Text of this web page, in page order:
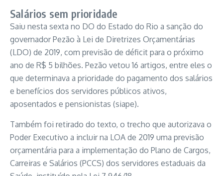
Salários sem prioridade
Saiu nesta sexta no DO do Estado do Rio a sanção do
governador Pezão à Lei de Diretrizes Orçamentárias
(LDO) de 2019, com previsão de déficit para o próximo
ano de R$ 5 bilhões. Pezão vetou 16 artigos, entre eles o
que determinava a prioridade do pagamento dos salários
e benefícios dos servidores públicos ativos,
aposentados e pensionistas (siape).
Também foi retirado do texto, o trecho que autorizava o
Poder Executivo a incluir na LOA de 2019 uma previsão
orçamentária para a implementação do Plano de Cargos,
Carreiras e Salários (PCCS) dos servidores estaduais da